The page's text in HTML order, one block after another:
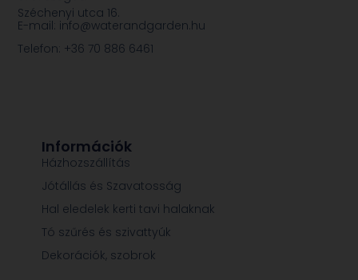
Információk
Házhozszállítás
Jótállás és Szavatosság
Hal eledelek kerti tavi halaknak
Tó szűrés és szivattyúk
Dekorációk, szobrok
Széchenyi utca 16.
E-mail: info@waterandgarden.hu
Telefon: +36 70 886 6461